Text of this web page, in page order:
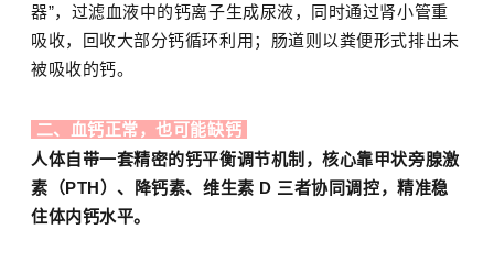
器”，过滤血液中的钙离子生成尿液，同时通过肾小管重
吸收，回收大部分钙循环利用；肠道则以粪便形式排出未
被吸收的钙。
二、血钙正常，也可能缺钙
人体自带一套精密的钙平衡调节机制，核心靠甲状旁腺激
素（PTH）、降钙素、维生素 D 三者协同调控，精准稳
住体内钙水平。